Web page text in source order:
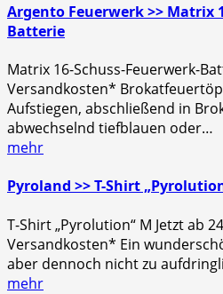
Argento Feuerwerk >> Matrix
Batterie
Matrix 16-Schuss-Feuerwerk-
Versandkosten*
Aufstiegen, abschließend in
abwechselnd tiefblauen oder…
mehr
Pyroland >> T-Shirt
T-Shirt „Pyrolution“ M Jetzt ab
Versandkosten* Ein
aber dennoch nicht zu
mehr